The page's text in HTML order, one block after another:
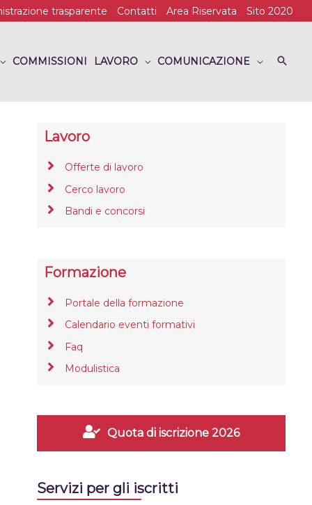
trasparente Contatti Area Riservata Sito 2020
COMMISSIONI LAVORO COMUNICAZIONE
Lavoro
Offerte di lavoro
Cerco lavoro
Bandi e concorsi
Formazione
Portale della formazione
Calendario eventi formativi
Faq
Modulistica
Quota di iscrizione 2026
Servizi per gli iscritti